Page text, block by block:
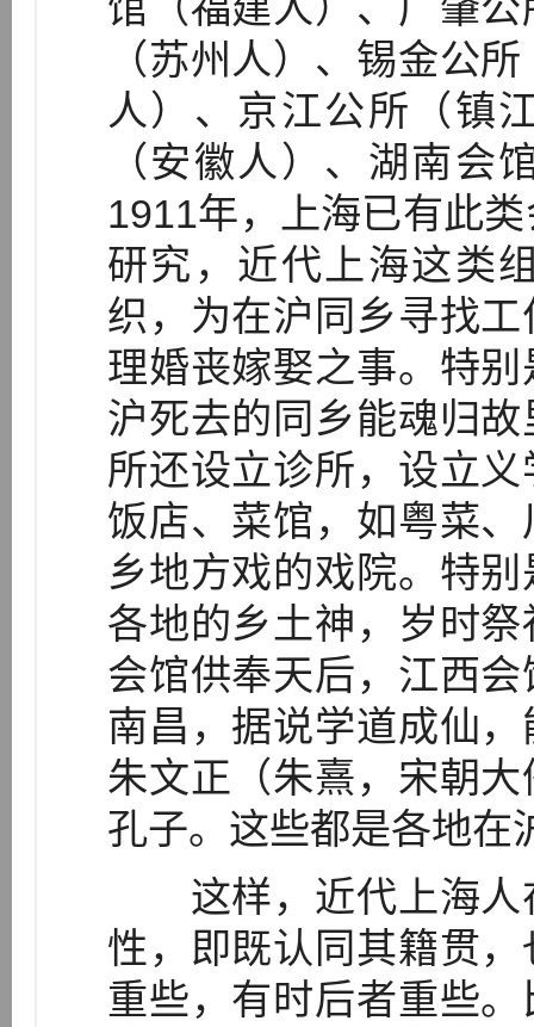
（苏州人）、锡金公
人）、京江公所（镇
（安徽人）、湖南会
1911年，上海已有此
研究，近代上海这类
织，为在沪同乡寻找
理婚丧嫁娶之事。特
沪死去的同乡能魂归
所还设立诊所，设立
饭店、菜馆，如粤菜
乡地方戏的戏院。特
各地的乡土神，岁时
会馆供奉天后，江西
南昌，据说学道成仙
朱文正（朱熹，宋朝
孔子。这些都是各地在
这样，近代上海人
性，即既认同其籍贯
重些，有时后者重些